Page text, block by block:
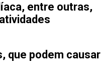
entre outras,
que podem causar